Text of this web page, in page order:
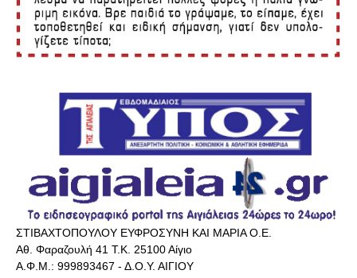
ΣΤΙΒΑΧΤΟΠΟΥΛΟΥ ΕΥΦΡΟΣΥΝΗ ΚΑΙ ΜΑΡΙΑ Ο.Ε.
Αθ. Φαραζουλή 41 Τ.Κ. 25100 Αίγιο
Α.Φ.Μ.: 999893467 - Δ.Ο.Υ. ΑΙΓΙΟΥ